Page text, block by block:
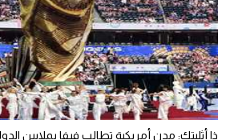
ذا أثليتك: مدن أمريكية تطالب فيفا بملايين